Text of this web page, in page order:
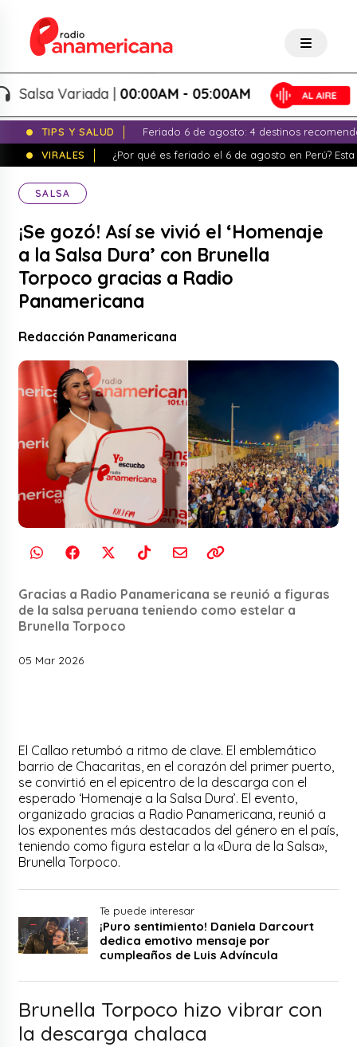
Variada |00:00AM - 05:00AM
TIPS Y SALUD
Feriado 6 de agosto: 4 destinos
VIRALES
¿Por qué es feriado el 6 de agosto en Perú?
SALSA
¡Se gozó! Así se vivió el ‘Homenaje
a la Salsa Dura’ con Brunella
Torpoco gracias a Radio
Panamericana
Redacción Panamericana
Gracias a Radio Panamericana se reunió a figuras
de la salsa peruana teniendo como estelar a
Brunella Torpoco
05 Mar 2026
El Callao retumbó a ritmo de clave. El emblemático
barrio de Chacaritas, en el corazón del primer puerto,
se convirtió en el epicentro de la descarga con el
esperado ‘Homenaje a la Salsa Dura’. El evento,
organizado gracias a Radio Panamericana, reunió a
los exponentes más destacados del género en el país,
teniendo como figura estelar a la «Dura de la Salsa»,
Brunella Torpoco.
Te puede interesar
¡Puro sentimiento! Daniela Darcourt
dedica emotivo mensaje por
cumpleaños de Luis Advíncula
Brunella Torpoco hizo vibrar con
la descarga chalaca